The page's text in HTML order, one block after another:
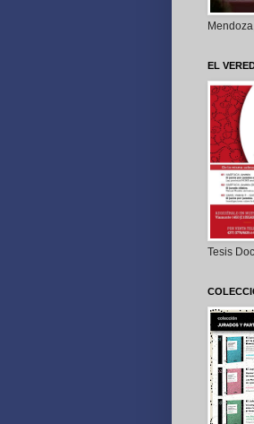
EL
Tesis